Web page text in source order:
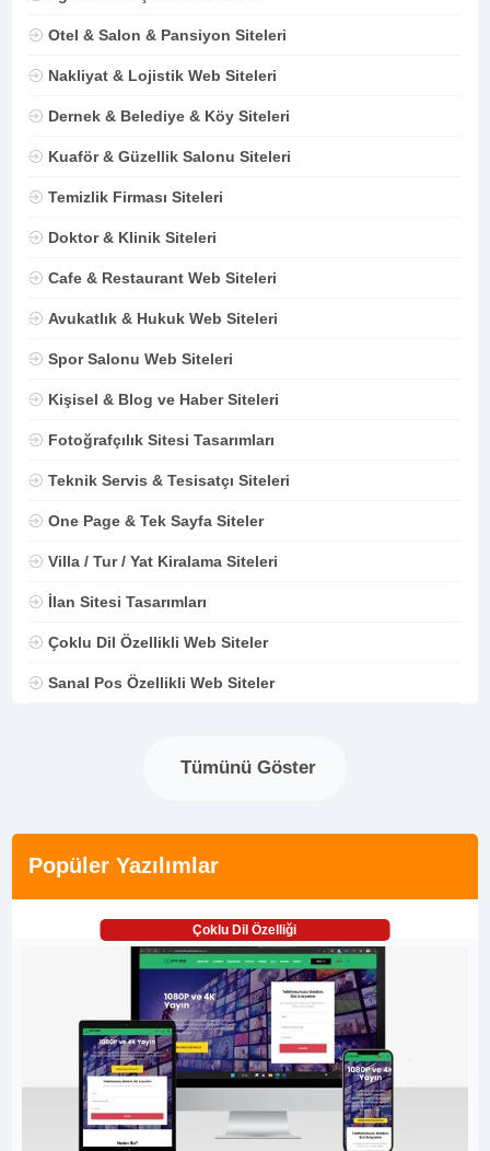
Otel & Salon & Pansiyon Siteleri
Nakliyat & Lojistik Web Siteleri
Dernek & Belediye & Köy Siteleri
Kuaför & Güzellik Salonu Siteleri
Temizlik Firması Siteleri
Doktor & Klinik Siteleri
Cafe & Restaurant Web Siteleri
Avukatlık & Hukuk Web Siteleri
Spor Salonu Web Siteleri
Kişisel & Blog ve Haber Siteleri
Fotoğrafçılık Sitesi Tasarımları
Teknik Servis & Tesisatçı Siteleri
One Page & Tek Sayfa Siteler
Villa / Tur / Yat Kiralama Siteleri
İlan Sitesi Tasarımları
Çoklu Dil Özellikli Web Siteler
Sanal Pos Özellikli Web Siteler
Tümünü Göster
Popüler Yazılımlar
Çoklu Dil Özelliği